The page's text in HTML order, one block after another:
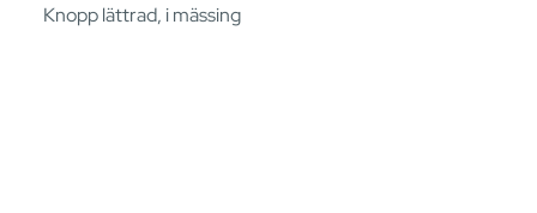
Knopp lättrad, i mässing